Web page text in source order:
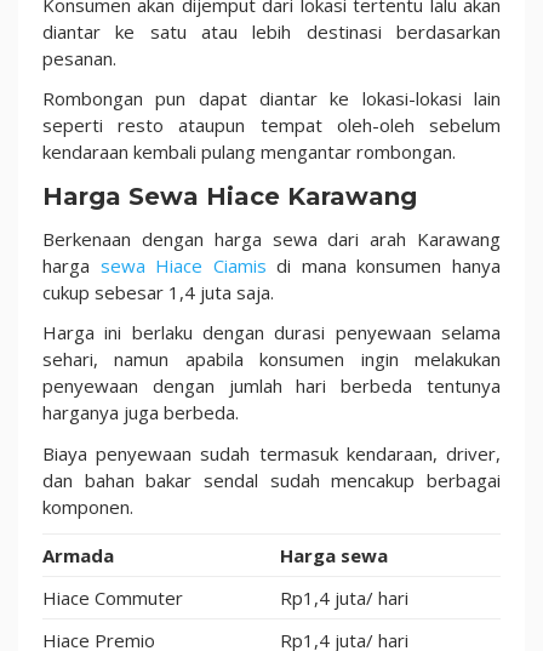
diantar ke satu atau lebih destinasi berdasarkan
pesanan.
Rombongan pun dapat diantar ke lokasi-lokasi lain
seperti resto ataupun tempat oleh-oleh sebelum
kendaraan kembali pulang mengantar rombongan.
Harga Sewa Hiace Karawang
Berkenaan dengan harga sewa dari arah Karawang
harga sewa Hiace Ciamis di mana konsumen hanya
cukup sebesar 1,4 juta saja.
Harga ini berlaku dengan durasi penyewaan selama
sehari, namun apabila konsumen ingin melakukan
penyewaan dengan jumlah hari berbeda tentunya
harganya juga berbeda.
Biaya penyewaan sudah termasuk kendaraan, driver,
dan bahan bakar sendal sudah mencakup berbagai
komponen.
Armada
Harga sewa
Hiace Commuter
Rp1,4 juta/ hari
Hiace Premio
Rp1,4 juta/ hari